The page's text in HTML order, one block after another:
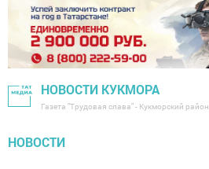
НОВОСТИ КУКМОРА
Газета "Трудовая слава" - Кукморский район
НОВОСТИ